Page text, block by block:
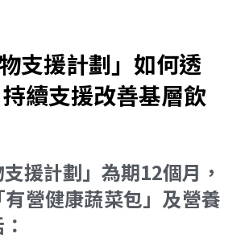
物支援計劃」如何透
續支援改善基層飲
支援計劃」為期12個月，
營健康蔬菜包」及營養